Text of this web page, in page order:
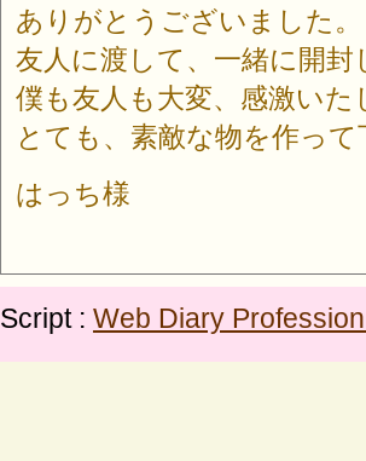
ありがとうございました。
友人に渡して、一緒に開封
僕も友人も大変、感激いた
とても、素敵な物を作っ
はっち様
Script : Web Diary